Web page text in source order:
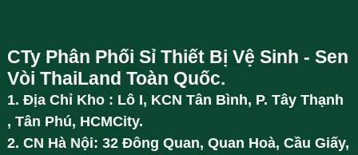
CTy Phân Phối Sỉ Thiết Bị Vệ Sinh - Sen
Vòi ThaiLand Toàn Quốc.
1. Địa Chỉ Kho : Lô I, KCN Tân Bình, P. Tây Thạnh
, Tân Phú, HCMCity.
2. CN Hà Nội: 32 Đông Quan, Quan Hoà, Cầu Giấy,